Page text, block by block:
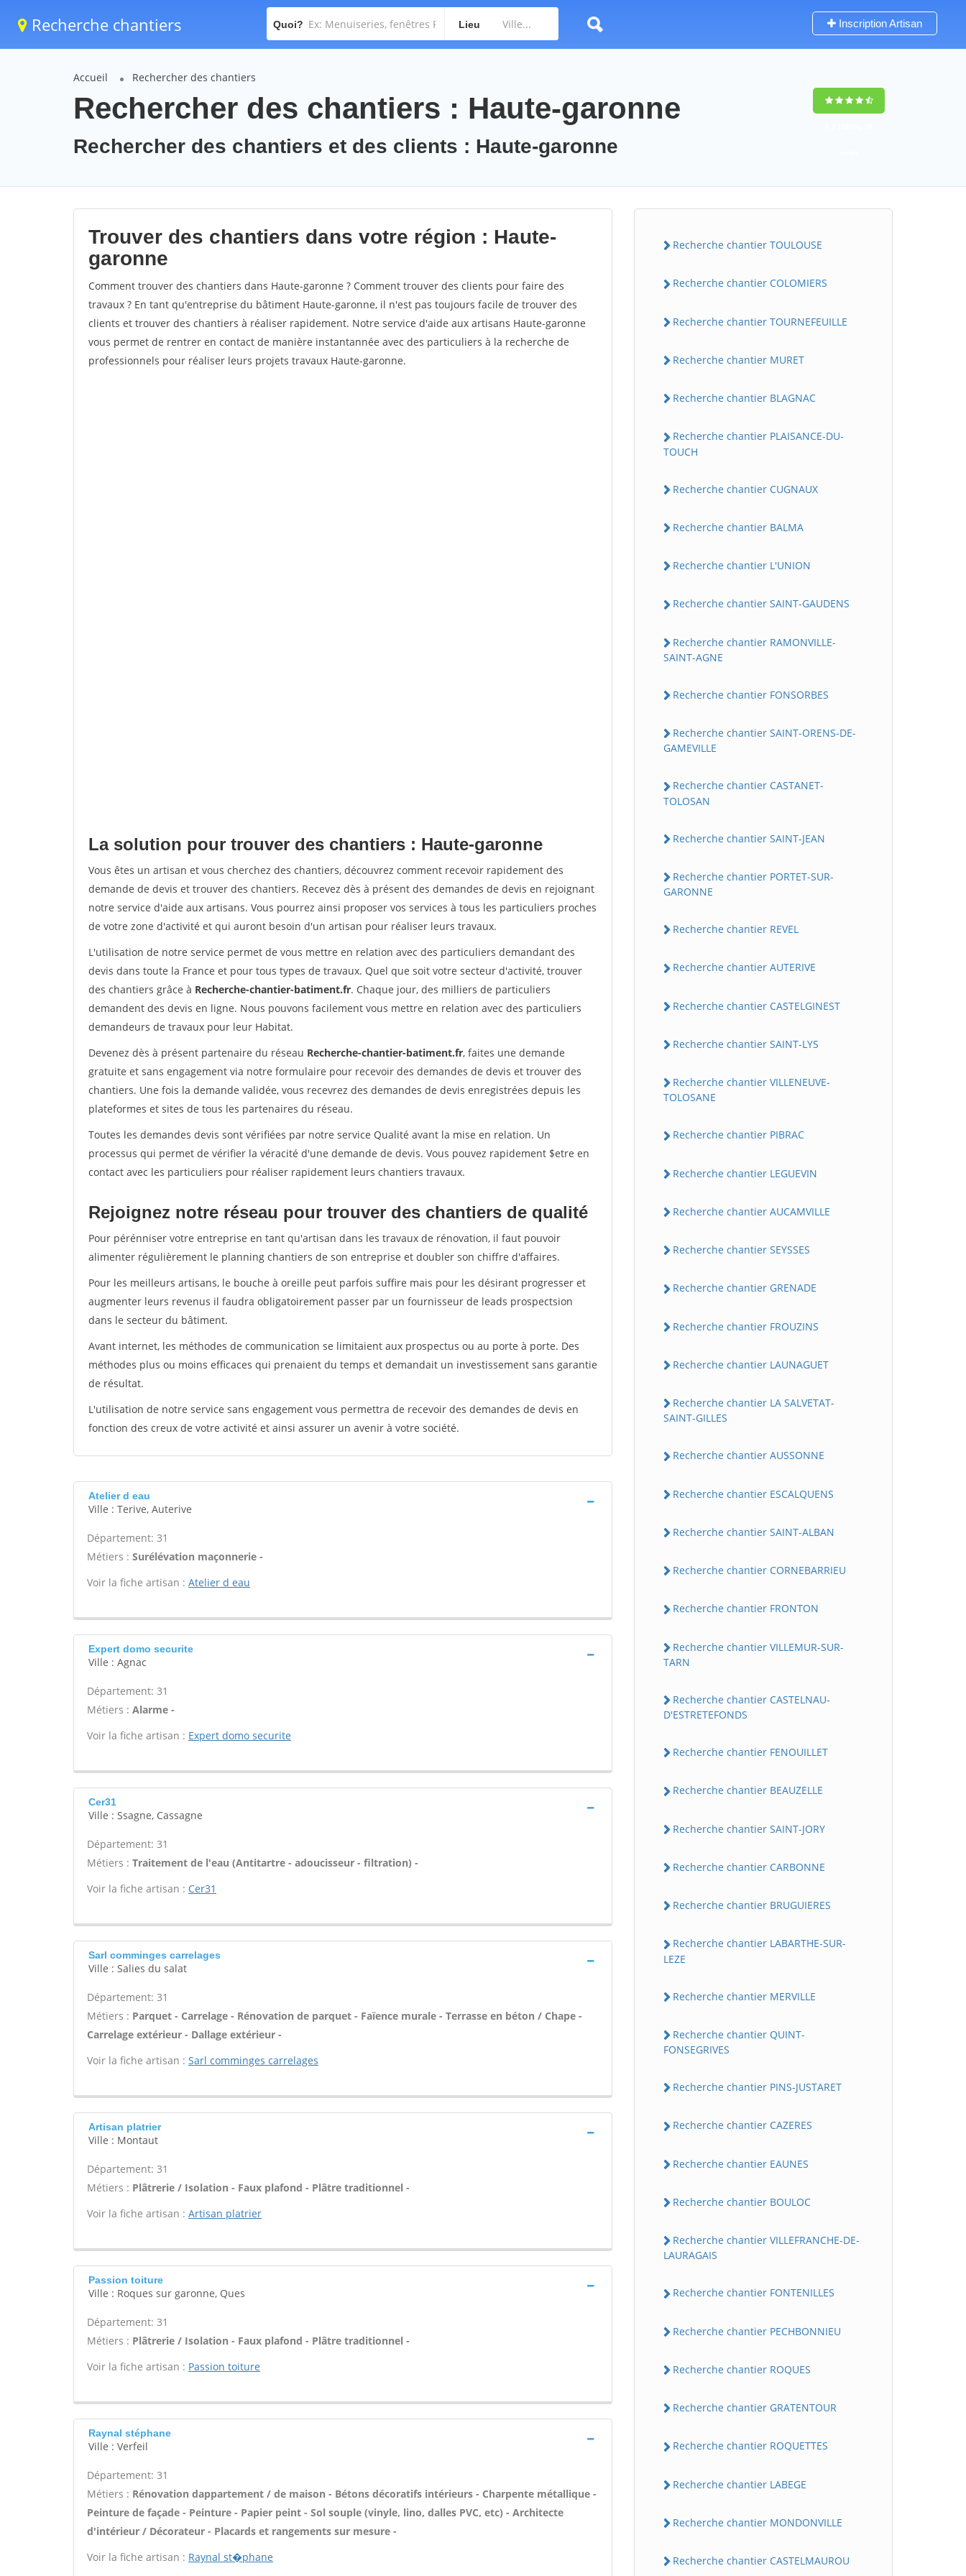
Recherche chantiers Quoi? Lieu Inscription Artisan
Accueil Rechercher des chantiers
Rechercher des chantiers : Haute-garonne
Rechercher des chantiers et des clients : Haute-garonne
Trouver des chantiers dans votre région : Haute-
garonne
Comment trouver des chantiers dans Haute-garonne ? Comment trouver des clients pour faire des
travaux ? En tant qu'entreprise du bâtiment Haute-garonne, il n'est pas toujours facile de trouver des
clients et trouver des chantiers à réaliser rapidement. Notre service d'aide aux artisans Haute-garonne
vous permet de rentrer en contact de manière instantannée avec des particuliers à la recherche de
professionnels pour réaliser leurs projets travaux Haute-garonne.
La solution pour trouver des chantiers : Haute-garonne
Vous êtes un artisan et vous cherchez des chantiers, découvrez comment recevoir rapidement des
demande de devis et trouver des chantiers. Recevez dès à présent des demandes de devis en rejoignant
notre service d'aide aux artisans. Vous pourrez ainsi proposer vos services à tous les particuliers proches
de votre zone d'activité et qui auront besoin d'un artisan pour réaliser leurs travaux.
L'utilisation de notre service permet de vous mettre en relation avec des particuliers demandant des
devis dans toute la France et pour tous types de travaux. Quel que soit votre secteur d'activité, trouver
des chantiers grâce à Recherche-chantier-batiment.fr. Chaque jour, des milliers de particuliers
demandent des devis en ligne. Nous pouvons facilement vous mettre en relation avec des particuliers
demandeurs de travaux pour leur Habitat.
Devenez dès à présent partenaire du réseau Recherche-chantier-batiment.fr, faites une demande
gratuite et sans engagement via notre formulaire pour recevoir des demandes de devis et trouver des
chantiers. Une fois la demande validée, vous recevrez des demandes de devis enregistrées depuis les
plateformes et sites de tous les partenaires du réseau.
Toutes les demandes devis sont vérifiées par notre service Qualité avant la mise en relation. Un
processus qui permet de vérifier la véracité d'une demande de devis. Vous pouvez rapidement $etre en
contact avec les particuliers pour réaliser rapidement leurs chantiers travaux.
Rejoignez notre réseau pour trouver des chantiers de qualité
Pour pérénniser votre entreprise en tant qu'artisan dans les travaux de rénovation, il faut pouvoir
alimenter régulièrement le planning chantiers de son entreprise et doubler son chiffre d'affaires.
Pour les meilleurs artisans, le bouche à oreille peut parfois suffire mais pour les désirant progresser et
augmenter leurs revenus il faudra obligatoirement passer par un fournisseur de leads prospectsion
dans le secteur du bâtiment.
Avant internet, les méthodes de communication se limitaient aux prospectus ou au porte à porte. Des
méthodes plus ou moins efficaces qui prenaient du temps et demandait un investissement sans garantie
de résultat.
L'utilisation de notre service sans engagement vous permettra de recevoir des demandes de devis en
fonction des creux de votre activité et ainsi assurer un avenir à votre société.
Atelier d eau
Ville : Terive, Auterive
Département: 31
Métiers : Surélévation maçonnerie -
Voir la fiche artisan : Atelier d eau
Expert domo securite
Ville : Agnac
Département: 31
Métiers : Alarme -
Voir la fiche artisan : Expert domo securite
Cer31
Ville : Ssagne, Cassagne
Département: 31
Métiers : Traitement de l'eau (Antitartre - adoucisseur - filtration) -
Voir la fiche artisan : Cer31
Sarl comminges carrelages
Ville : Salies du salat
Département: 31
Métiers : Parquet - Carrelage - Rénovation de parquet - Faïence murale - Terrasse en béton / Chape -
Carrelage extérieur - Dallage extérieur -
Voir la fiche artisan : Sarl comminges carrelages
Artisan platrier
Ville : Montaut
Département: 31
Métiers : Plâtrerie / Isolation - Faux plafond - Plâtre traditionnel -
Voir la fiche artisan : Artisan platrier
Passion toiture
Ville : Roques sur garonne, Ques
Département: 31
Métiers : Plâtrerie / Isolation - Faux plafond - Plâtre traditionnel -
Voir la fiche artisan : Passion toiture
Raynal stéphane
Ville : Verfeil
Département: 31
Métiers : Rénovation dappartement / de maison - Bétons décoratifs intérieurs - Charpente métallique -
Peinture de façade - Peinture - Papier peint - Sol souple (vinyle, lino, dalles PVC, etc) - Architecte
d'intérieur / Décorateur - Placards et rangements sur mesure -
Voir la fiche artisan : Raynal st�phane
Recherche chantier TOULOUSE
Recherche chantier COLOMIERS
Recherche chantier TOURNEFEUILLE
Recherche chantier MURET
Recherche chantier BLAGNAC
Recherche chantier PLAISANCE-DU-
TOUCH
Recherche chantier CUGNAUX
Recherche chantier BALMA
Recherche chantier L'UNION
Recherche chantier SAINT-GAUDENS
Recherche chantier RAMONVILLE-
SAINT-AGNE
Recherche chantier FONSORBES
Recherche chantier SAINT-ORENS-DE-
GAMEVILLE
Recherche chantier CASTANET-
TOLOSAN
Recherche chantier SAINT-JEAN
Recherche chantier PORTET-SUR-
GARONNE
Recherche chantier REVEL
Recherche chantier AUTERIVE
Recherche chantier CASTELGINEST
Recherche chantier SAINT-LYS
Recherche chantier VILLENEUVE-
TOLOSANE
Recherche chantier PIBRAC
Recherche chantier LEGUEVIN
Recherche chantier AUCAMVILLE
Recherche chantier SEYSSES
Recherche chantier GRENADE
Recherche chantier FROUZINS
Recherche chantier LAUNAGUET
Recherche chantier LA SALVETAT-
SAINT-GILLES
Recherche chantier AUSSONNE
Recherche chantier ESCALQUENS
Recherche chantier SAINT-ALBAN
Recherche chantier CORNEBARRIEU
Recherche chantier FRONTON
Recherche chantier VILLEMUR-SUR-
TARN
Recherche chantier CASTELNAU-
D'ESTRETEFONDS
Recherche chantier FENOUILLET
Recherche chantier BEAUZELLE
Recherche chantier SAINT-JORY
Recherche chantier CARBONNE
Recherche chantier BRUGUIERES
Recherche chantier LABARTHE-SUR-
LEZE
Recherche chantier MERVILLE
Recherche chantier QUINT-
FONSEGRIVES
Recherche chantier PINS-JUSTARET
Recherche chantier CAZERES
Recherche chantier EAUNES
Recherche chantier BOULOC
Recherche chantier VILLEFRANCHE-DE-
LAURAGAIS
Recherche chantier FONTENILLES
Recherche chantier PECHBONNIEU
Recherche chantier ROQUES
Recherche chantier GRATENTOUR
Recherche chantier ROQUETTES
Recherche chantier LABEGE
Recherche chantier MONDONVILLE
Recherche chantier CASTELMAUROU